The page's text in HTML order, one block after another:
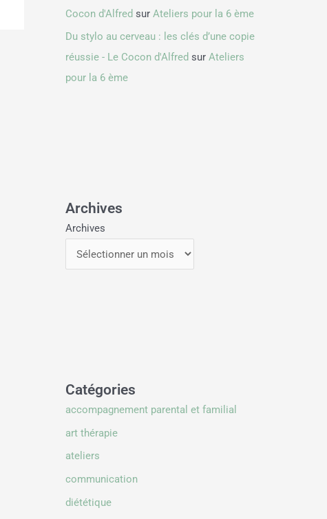
Cocon d'Alfred sur Ateliers pour la 6 ème
Du stylo au cerveau : les clés d’une copie
réussie - Le Cocon d'Alfred sur Ateliers
pour la 6 ème
Archives
Archives
Catégories
accompagnement parental et familial
art thérapie
ateliers
communication
diététique